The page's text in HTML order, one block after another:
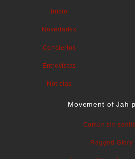
Inicio
Novedades
Conciertos
Entrevistas
Noticias
Movement of Jah
Común sin
Ragged Glory